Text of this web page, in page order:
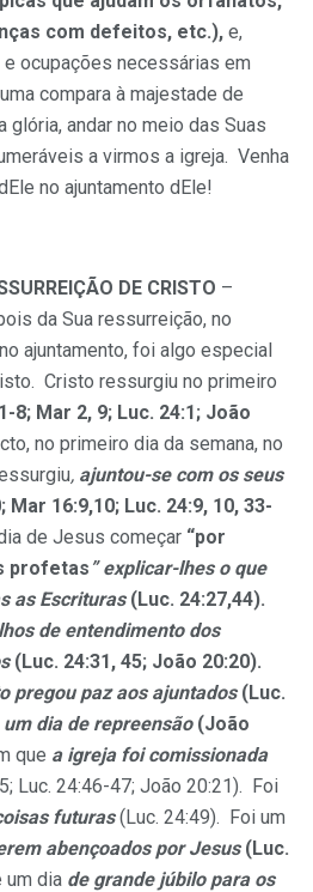
com defeitos, etc.), e,
ocupações necessárias em
compara à majestade de
glória, andar no meio das Suas
a virmos a igreja. Venha
no ajuntamento dEle!
DE CRISTO –
da Sua ressurreição, no
ajuntamento, foi algo especial
Cristo ressurgiu no primeiro
8; Mar 2, 9; Luc. 24:1; João
no primeiro dia da semana, no
, ajuntou-se com os seus
Mar 16:9,10; Luc. 24:9, 10, 33-
de Jesus começar “por
profetas ” explicar-lhes o que
as Escrituras (Luc. 24:27,44).
de entendimento dos
(Luc. 24:31, 45; João 20:20).
pregou paz aos ajuntados (Luc.
um dia de repreensão (João
que a igreja foi comissionada
Luc. 24:46-47; João 20:21). Foi
futuras(Luc. 24:49). Foi um
abençoados por Jesus (Luc.
um dia de grande júbilo para os